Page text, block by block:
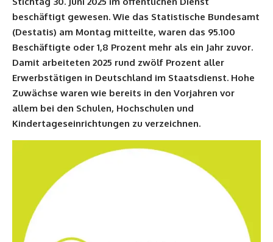
beschäftigt gewesen. Wie das Statistische Bundesamt
(Destatis) am Montag mitteilte, waren das 95.100
Beschäftigte oder 1,8 Prozent mehr als ein Jahr zuvor.
Damit arbeiteten 2025 rund zwölf Prozent aller
Erwerbstätigen in Deutschland im Staatsdienst. Hohe
Zuwächse waren wie bereits in den Vorjahren vor
allem bei den Schulen, Hochschulen und
Kindertageseinrichtungen zu verzeichnen.